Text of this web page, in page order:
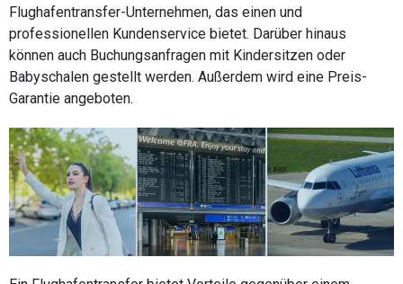
Flughafentransfer-Unternehmen, das einen und
professionellen Kundenservice bietet. Darüber hinaus
können auch Buchungsanfragen mit Kindersitzen oder
Babyschalen gestellt werden. Außerdem wird eine Preis-
Garantie angeboten.